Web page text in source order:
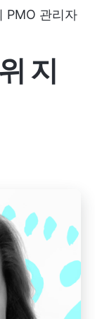
PMO 관리자
지